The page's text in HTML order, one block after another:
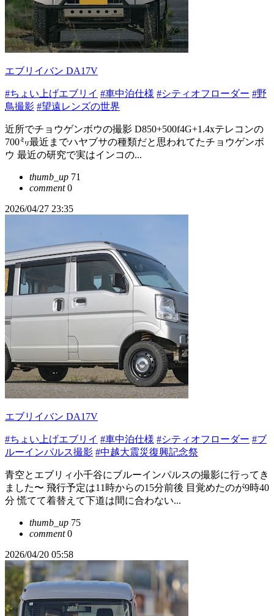
エブリイバン DA17V
#ちょい上げエブリイ #車中泊仕様 #シティオフローダー #野
鳥撮影 #望遠レンズの世界
近所でチョウゲンボウの撮影 D850+500f4G+1.4xテレコンの
700㍉最近までハヤブサの種類だと思われてたチョウゲンボ
ウ 最近の研究で実はインコの...
thumb_up 71
comment0
2026/04/27 23:35
エブリイバン DA17V
#ちょい上げエブリイ #車中泊仕様 #シティオフローダー #ブ
ルーインパルス撮影 #中越大震災復興記念祭
青空とエブリィ小千谷にブルーインパルスの撮影に行ってき
ました〜 飛行予定は11時からの15分前後 目覚めたのが9時40
分 慌てて着替えて下道は間に合わない...
thumb_up 75
comment0
2026/04/20 05:58